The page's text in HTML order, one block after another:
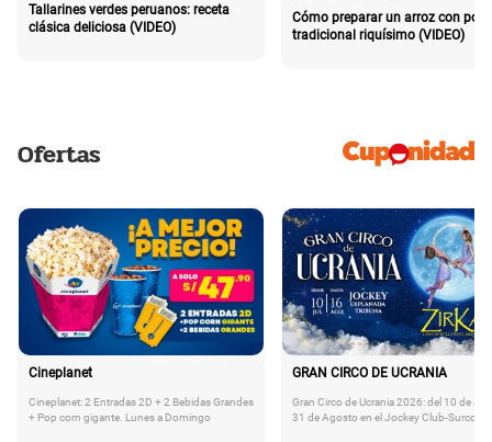
Tallarines verdes peruanos: receta
clásica deliciosa (VIDEO)
Cómo preparar un arroz con pollo
tradicional riquísimo (VIDEO)
Ofertas
Cineplanet
Cineplanet: 2 Entradas 2D + 2 Bebidas Grandes
+ Pop corn gigante. Lunes a Domingo
GRAN CIRCO DE UCRANIA
Gran Circo de Ucrania 2026: del 10 de
31 de Agosto en el Jockey Club-Surco